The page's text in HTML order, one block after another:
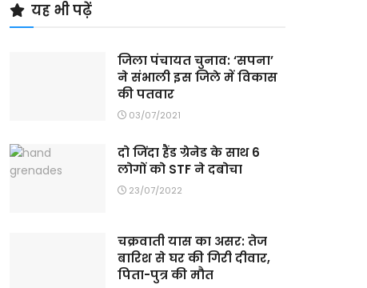
यह भी पढ़ें
जिला पंचायत चुनाव: ‘सपना’
ने संभाली इस जिले में विकास
की पतवार
03/07/2021
दो जिंदा हैंड ग्रेनेड के साथ 6
लोगों को STF ने दबोचा
23/07/2022
चक्रवाती यास का असर: तेज
बारिश से घर की गिरी दीवार,
पिता-पुत्र की मौत